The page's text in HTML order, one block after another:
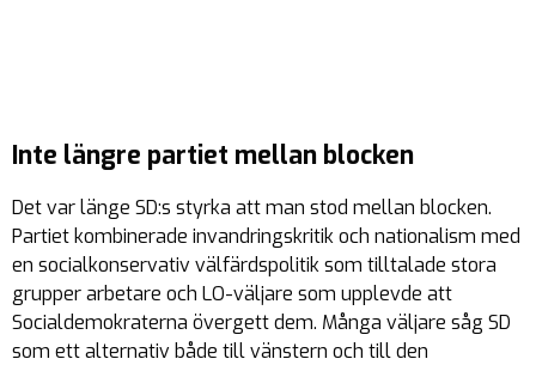
Inte längre partiet mellan blocken
Det var länge SD:s styrka att man stod mellan blocken.
Partiet kombinerade invandringskritik och nationalism med
en socialkonservativ välfärdspolitik som tilltalade stora
grupper arbetare och LO-väljare som upplevde att
Socialdemokraterna övergett dem. Många väljare såg SD
som ett alternativ både till vänstern och till den